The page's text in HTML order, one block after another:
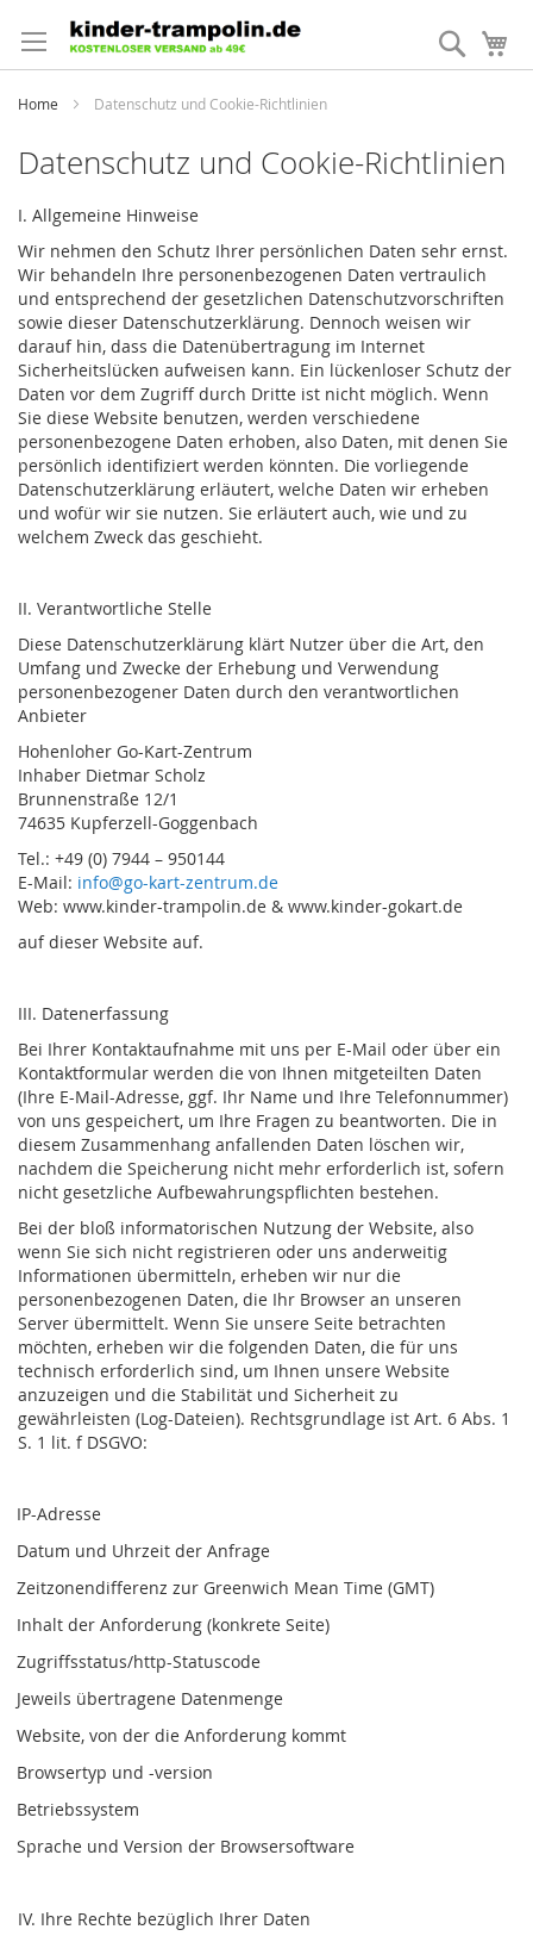
zum
Inhalt
Suche
Home Datenschutz und Cookie-Richtlinien
Datenschutz und Cookie-Richtlinien
I. Allgemeine Hinweise
Wir nehmen den Schutz Ihrer persönlichen Daten sehr ernst.
Wir behandeln Ihre personenbezogenen Daten vertraulich
und entsprechend der gesetzlichen Datenschutzvorschriften
sowie dieser Datenschutzerklärung. Dennoch weisen wir
darauf hin, dass die Datenübertragung im Internet
Sicherheitslücken aufweisen kann. Ein lückenloser Schutz der
Daten vor dem Zugriff durch Dritte ist nicht möglich. Wenn
Sie diese Website benutzen, werden verschiedene
personenbezogene Daten erhoben, also Daten, mit denen Sie
persönlich identifiziert werden könnten. Die vorliegende
Datenschutzerklärung erläutert, welche Daten wir erheben
und wofür wir sie nutzen. Sie erläutert auch, wie und zu
welchem Zweck das geschieht.
II. Verantwortliche Stelle
Diese Datenschutzerklärung klärt Nutzer über die Art, den
Umfang und Zwecke der Erhebung und Verwendung
personenbezogener Daten durch den verantwortlichen
Anbieter
Hohenloher Go-Kart-Zentrum
Inhaber Dietmar Scholz
Brunnenstraße 12/1
74635 Kupferzell-Goggenbach
Tel.: +49 (0) 7944 – 950144
E-Mail: info@go-kart-zentrum.de
Web: www.kinder-trampolin.de & www.kinder-gokart.de
auf dieser Website auf.
III. Datenerfassung
Bei Ihrer Kontaktaufnahme mit uns per E-Mail oder über ein
Kontaktformular werden die von Ihnen mitgeteilten Daten
(Ihre E-Mail-Adresse, ggf. Ihr Name und Ihre Telefonnummer)
von uns gespeichert, um Ihre Fragen zu beantworten. Die in
diesem Zusammenhang anfallenden Daten löschen wir,
nachdem die Speicherung nicht mehr erforderlich ist, sofern
nicht gesetzliche Aufbewahrungspflichten bestehen.
Bei der bloß informatorischen Nutzung der Website, also
wenn Sie sich nicht registrieren oder uns anderweitig
Informationen übermitteln, erheben wir nur die
personenbezogenen Daten, die Ihr Browser an unseren
Server übermittelt. Wenn Sie unsere Seite betrachten
möchten, erheben wir die folgenden Daten, die für uns
technisch erforderlich sind, um Ihnen unsere Website
anzuzeigen und die Stabilität und Sicherheit zu
gewährleisten (Log-Dateien). Rechtsgrundlage ist Art. 6 Abs. 1
S. 1 lit. f DSGVO:
IP-Adresse
Datum und Uhrzeit der Anfrage
Zeitzonendifferenz zur Greenwich Mean Time (GMT)
Inhalt der Anforderung (konkrete Seite)
Zugriffsstatus/http-Statuscode
Jeweils übertragene Datenmenge
Website, von der die Anforderung kommt
Browsertyp und -version
Betriebssystem
Sprache und Version der Browsersoftware
IV. Ihre Rechte bezüglich Ihrer Daten